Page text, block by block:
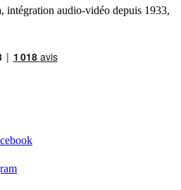
intégration audio-vidéo depuis 1933,